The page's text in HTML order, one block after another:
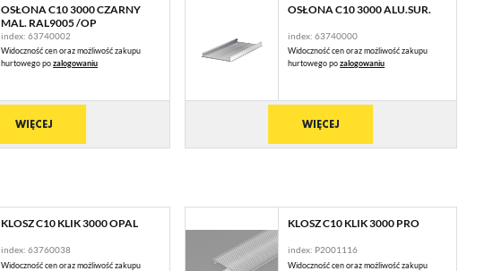
OSŁONA C10 3000 CZARNY
MAL. RAL9005 /OP
index: 63740002
Widoczność cen oraz możliwość zakupu
hurtowego pozalogowaniu
WIĘCEJ
OSŁONA C10 3000 ALU.SUR.
index: 63740000
Widoczność cen oraz możliwość zakupu
hurtowego pozalogowaniu
WIĘCEJ
KLOSZ C10 KLIK 3000 OPAL
index: 63760038
Widoczność cen oraz możliwość zakupu
KLOSZ C10 KLIK 3000 PRO
index: P2001116
Widoczność cen oraz możliwość zakupu